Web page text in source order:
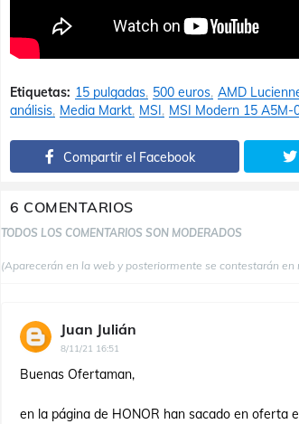
Etiquetas: 15 pulgadas 500 euros AMD
análisis Media Markt MSI MSI Modern 15 A5M-
Compartir el Facebook
6 COMENTARIOS
TODOS LOS COMENTARIOS SON MODERADOS
(Aparecerán en la web y posteriormente se contestarán en
Juan Julián
8/11/21 16:51
Buenas Ofertaman,
en la página de HONOR han sacado en oferta